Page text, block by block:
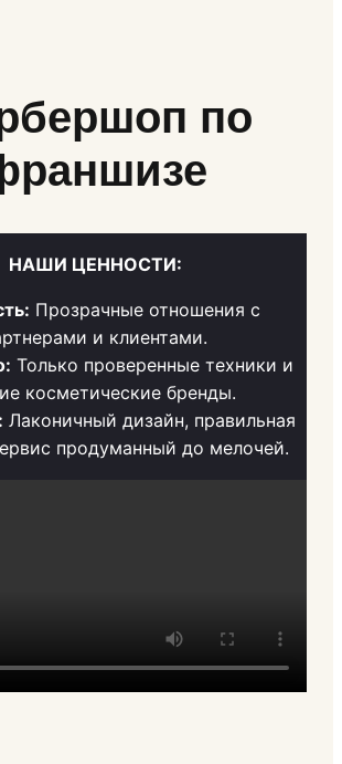
по
НАШИ ЦЕННОСТИ:
Прозрачные отношения с
и клиентами.
Только проверенные техники и
косметические бренды.
Лаконичный дизайн, правильная
продуманный до мелочей.